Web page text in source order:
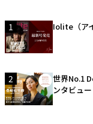
1 Iolite（ア
2
世界No.1
ンタビュー